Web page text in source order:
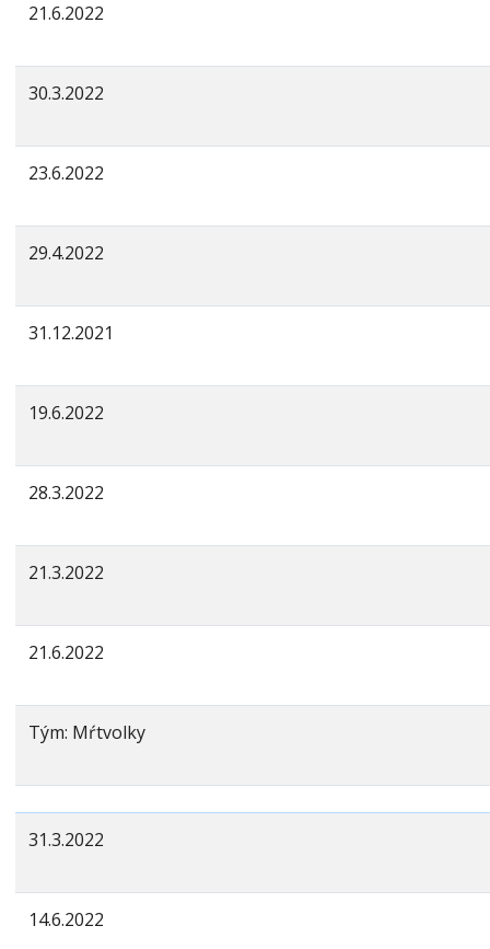
21.6.2022
30.3.2022
23.6.2022
29.4.2022
31.12.2021
19.6.2022
28.3.2022
21.3.2022
21.6.2022
Tým: Mŕtvolky
31.3.2022
14.6.2022